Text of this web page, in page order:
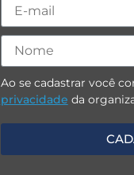
Ao se cadastrar você
privacidade da